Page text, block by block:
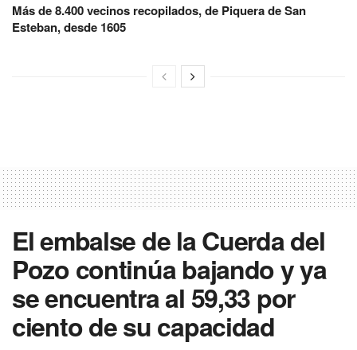
Más de 8.400 vecinos recopilados, de Piquera de San
Esteban, desde 1605
El embalse de la Cuerda del
Pozo continúa bajando y ya
se encuentra al 59,33 por
ciento de su capacidad